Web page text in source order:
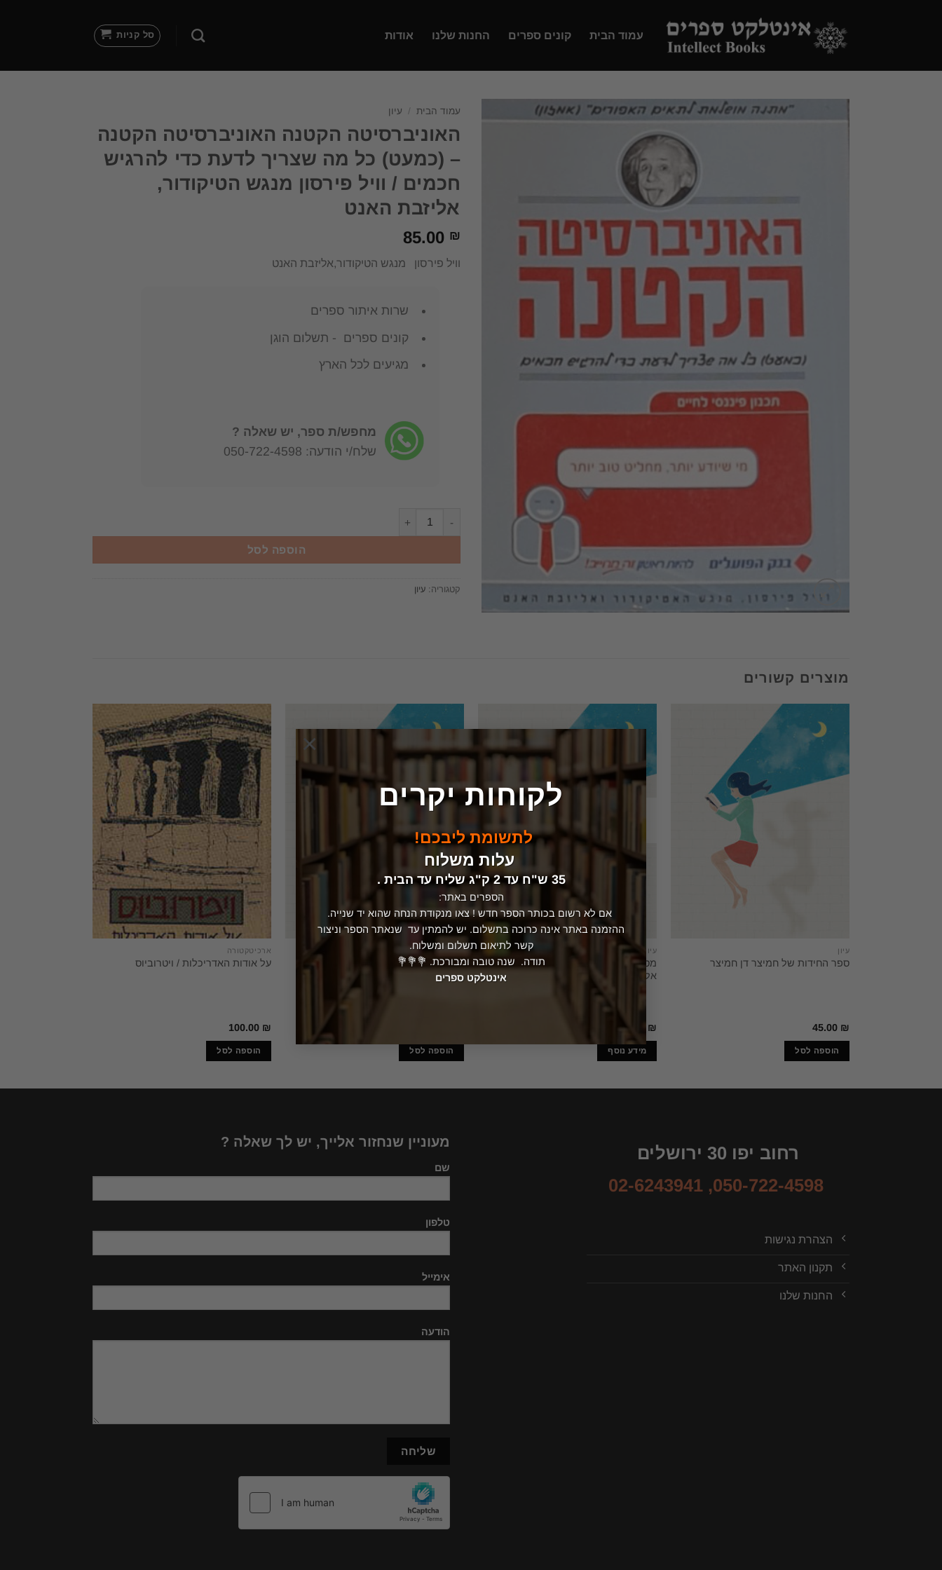
לקוחות יקרים
לתשומת ליבכם!
עלות משלוח
35 ש"ח עד 2 ק"ג שליח עד הבית .
הספרים באתר:
אם לא רשום בכותר הספר חדש ! צאו מנקודת הנחה שהוא יד שנייה.
ההזמנה באתר אינה כרוכה בתשלום. יש להמתין עד שנאתר הספר וניצור
קשר לתיאום תשלום ומשלוח.
תודה. שנה טובה ומבורכת. 💐💐💐
אינטלקט ספרים
×
עמוד הבית קונים ספרים החנות שלנו אודות סל קניות
עמוד הבית / עיון
האוניברסיטה הקטנה האוניברסיטה הקטנה
– (כמעט) כל מה שצריך לדעת כדי להרגיש
חכמים / וויל פירסון מנגש הטיקודור,
אליזבת האנט
85.00 ₪
וויל פירסון מנגש הטיקודור,אליזבת האנט
שרות איתור ספרים
קונים ספרים - תשלום הוגן
מגיעים לכל הארץ
מחפש/ת ספר, יש שאלה ?
שלח/י הודעה: 050-722-4598
כמות של האוניברסיטה הקטנה האוניברסיטה הקטנה - (כמעט) כל מה שצריך לדעת כדי להרגיש חכמים /
הוספה לסל
קטגוריה: עיון
מוצרים קשורים
עיון
ספר החידות של חמיצר דן חמיצר
45.00 ₪
הוספה לסל
אזל מהמלאי עיון
מסעות ההלך ובני משפחתו מן העולם הזה
אל העולם הבא גו'הן באניין
0.00 ₪
מידע נוסף
ספרים
בית מול הים
הוספה לסל
ארכיטקטורה
על אודות האדריכלות / ויטרוביוס
100.00 ₪
הוספה לסל
רחוב יפו 30 ירושלים
050-722-4598
,
02-6243941
הצהרת נגישות
תקנון האתר
החנות שלנו
מעוניין שנחזור אלייך, יש לך שאלה ?
שם
טלפון
אימייל
הודעה